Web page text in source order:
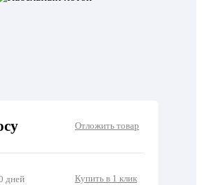
Отложить товар
дней Купить в 1 клик